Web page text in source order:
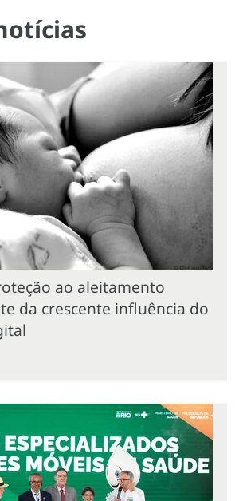
ao aleitamento
da crescente influência do